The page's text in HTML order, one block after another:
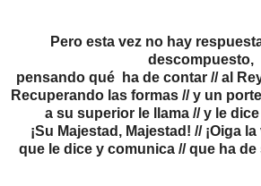
Pero esta vez no hay
descompuesto,
pensando qué ha de contar // al
Recuperando las formas // y un
a su superior le llama // y le
¡Su Majestad, Majestad! // ¡Oiga
que le dice y comunica // que ha